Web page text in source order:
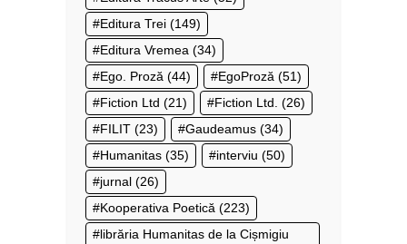
Editura Trei (149)
Editura Vremea (34)
Ego. Proză (44) EgoProză (51)
Fiction Ltd (21) Fiction Ltd. (26)
FILIT (23) Gaudeamus (34)
Humanitas (35) interviu (50)
jurnal (26)
Kooperativa Poetică (223)
librăria Humanitas de la Cișmigiu